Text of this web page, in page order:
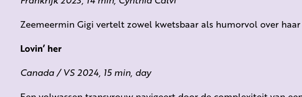
Zeemeermin Gigi vertelt zowel kwetsbaar als humorvol over
Lovin’ her
Canada / VS 2024, 15 min, day